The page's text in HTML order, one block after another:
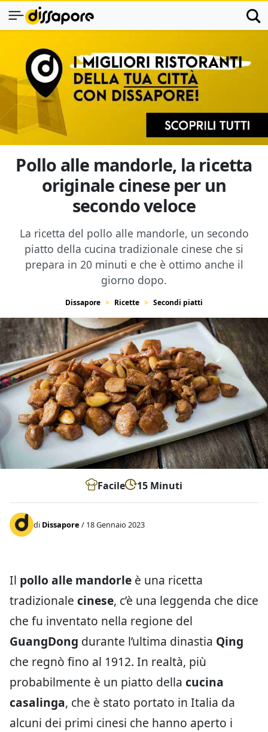
Pollo alle mandorle, la ricetta
originale cinese per un
secondo veloce
La ricetta del pollo alle mandorle, un secondo
piatto della cucina tradizionale cinese che si
prepara in 20 minuti e che è ottimo anche il
giorno dopo.
Dissapore Ricette Secondi piatti
Facile 15 Minuti
di Dissapore / 18 Gennaio 2023
Il pollo alle mandorle è una ricetta
tradizionale cinese, c’è una leggenda che dice
che fu inventato nella regione del
GuangDong durante l’ultima dinastia Qing
che regnò fino al 1912. In realtà, più
probabilmente è un piatto della cucina
casalinga, che è stato portato in Italia da
alcuni dei primi cinesi che hanno aperto i